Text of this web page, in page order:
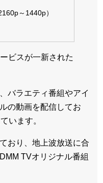
～1440p）
ビスが一新された
バラエティ番組やアイ
の動画を配信してお
います。
おり、地上波放送に合
TVオリジナル番組